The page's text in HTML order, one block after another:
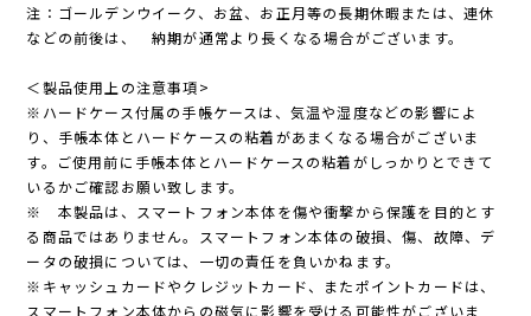
注：ゴールデンウイーク、お盆、お正月等の長期休暇または、連休
などの前後は、 納期が通常より長くなる場合がございます。
＜製品使用上の注意事項>
※ハードケース付属の手帳ケースは、気温や湿度などの影響によ
り、手帳本体とハードケースの粘着があまくなる場合がございま
す。ご使用前に手帳本体とハードケースの粘着がしっかりとできて
いるかご確認お願い致します。
※ 本製品は、スマートフォン本体を傷や衝撃から保護を目的とす
る商品ではありません。スマートフォン本体の破損、傷、故障、デ
ータの破損については、一切の責任を負いかねます。
※キャッシュカードやクレジットカード、またポイントカードは、
スマートフォン本体からの磁気に影響を受ける可能性がございま